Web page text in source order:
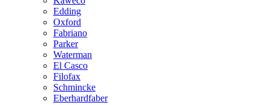
Edding
Oxford
Fabriano
Parker
Waterman
El Casco
Filofax
Schmincke
Eberhardfaber